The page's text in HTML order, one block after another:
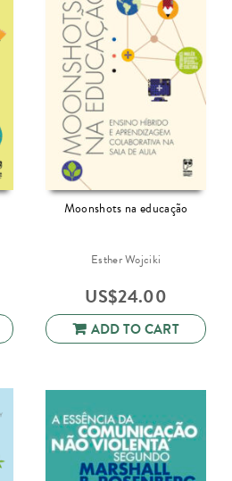
Moonshots na educação
Esther Wojciki
US$24.00
ADD TO CART